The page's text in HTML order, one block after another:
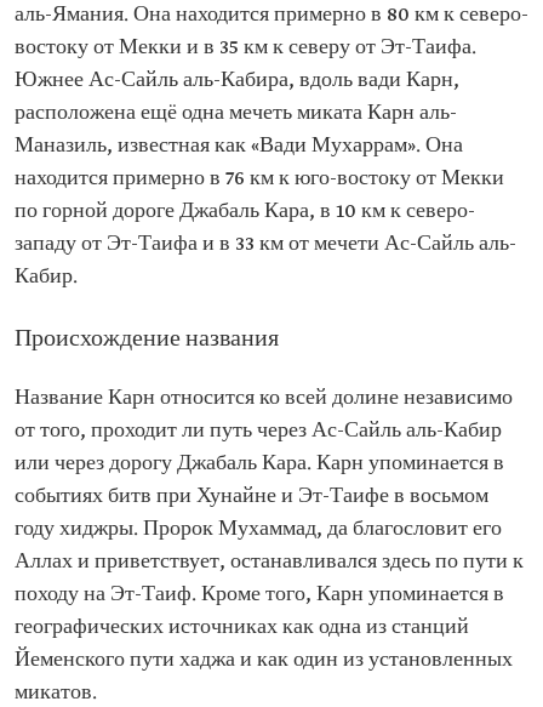
аль-Ямания. Она находится примерно в 80 км к северо-
востоку от Мекки и в 35 км к северу от Эт-Таифа.
Южнее Ас-Сайль аль-Кабира, вдоль вади Карн,
расположена ещё одна мечеть миката Карн аль-
Маназиль, известная как «Вади Мухаррам». Она
находится примерно в 76 км к юго-востоку от Мекки
по горной дороге Джабаль Кара, в 10 км к северо-
западу от Эт-Таифа и в 33 км от мечети Ас-Сайль аль-
Кабир.
Происхождение названия
Название Карн относится ко всей долине независимо
от того, проходит ли путь через Ас-Сайль аль-Кабир
или через дорогу Джабаль Кара. Карн упоминается в
событиях битв при Хунайне и Эт-Таифе в восьмом
году хиджры. Пророк Мухаммад, да благословит его
Аллах и приветствует, останавливался здесь по пути к
походу на Эт-Таиф. Кроме того, Карн упоминается в
географических источниках как одна из станций
Йеменского пути хаджа и как один из установленных
микатов.